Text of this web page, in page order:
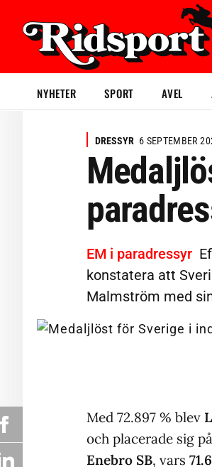
NYHETER SPORT AVEL
DRESSYR 6 SEPTEMBER
EM i paradressyr
konstatera att
Malmström med
Med 72.897 % blev
och placerade sig
Enebro SB, vars